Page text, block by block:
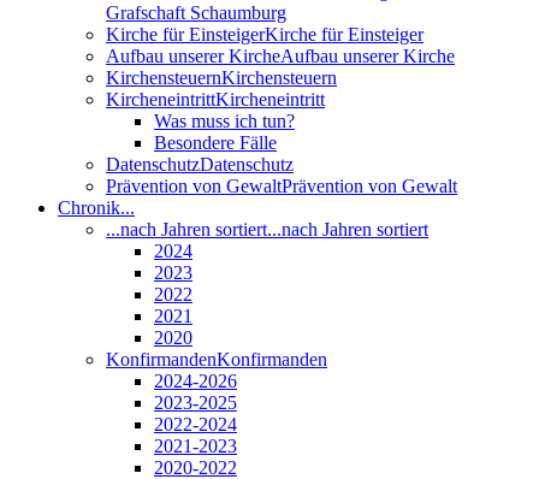
Grafschaft Schaumburg
Kirche für EinsteigerKirche für Einsteiger
Aufbau unserer KircheAufbau unserer Kirche
KirchensteuernKirchensteuern
KircheneintrittKircheneintritt
Was muss ich tun?
Besondere Fälle
DatenschutzDatenschutz
Prävention von GewaltPrävention von Gewalt
Chronik...
...nach Jahren sortiert...nach Jahren sortiert
2024
2023
2022
2021
2020
KonfirmandenKonfirmanden
2024-2026
2023-2025
2022-2024
2021-2023
2020-2022